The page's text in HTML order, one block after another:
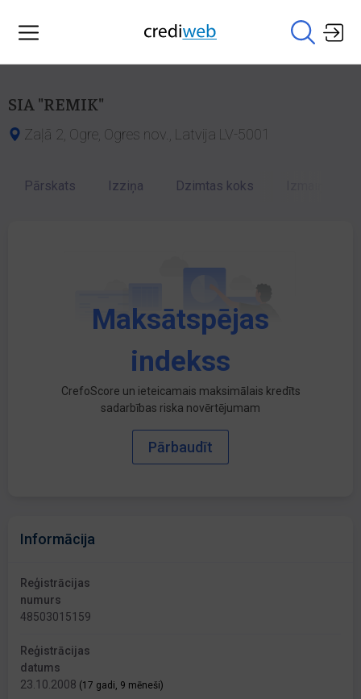
SIA "REMIK"
Zaļā 2, Ogre, Ogres nov., Latvija LV-5001
Pārskats Izziņa Dzimtas koks
Maksātspējas
indekss
CrefoScore un ieteicamais maksimālais kredīts
sadarbības riska novērtējumam
Pārbaudīt
Informācija
Reģistrācijas
numurs
48503015159
Reģistrācijas
datums
23.10.2008 (17 gadi, 9 mēneši)